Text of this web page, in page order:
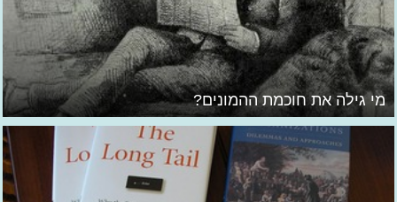
מי גילה את חוכמת ההמונים?